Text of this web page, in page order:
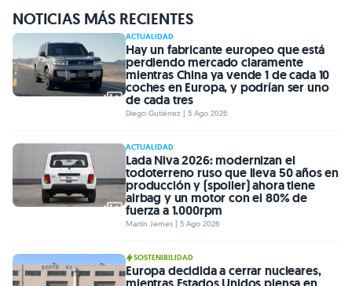
NOTICIAS MÁS RECIENTES
ACTUALIDAD
Hay un fabricante europeo que está
perdiendo mercado claramente
mientras China ya vende 1 de cada 10
coches en Europa, y podrían ser uno
de cada tres
Diego Gutiérrez | 5 Ago 2026
ACTUALIDAD
Lada Niva 2026: modernizan el
todoterreno ruso que lleva 50 años en
producción y (spoiler) ahora tiene
airbag y un motor con el 80% de
fuerza a 1.000rpm
Martín Jemes | 5 Ago 2026
SOSTENIBILIDAD
Europa decidida a cerrar nucleares,